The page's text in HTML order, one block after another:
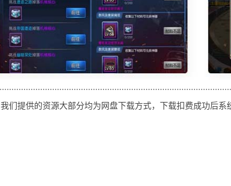
我们提供的资源大部分均为网盘下载方式，下载扣费成功后系